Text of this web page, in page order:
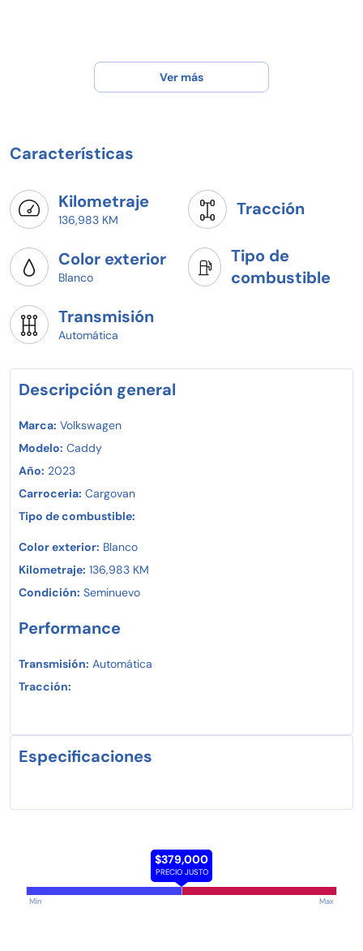
Ver más
Características
Kilometraje
136,983 KM
Tracción
Color exterior
Blanco
Tipo de
combustible
Transmisión
Automática
Descripción general
Marca: Volkswagen
Modelo: Caddy
Año: 2023
Carroceria: Cargovan
Tipo de combustible:
Color exterior: Blanco
Kilometraje: 136,983 KM
Condición: Seminuevo
Performance
Transmisión: Automática
Tracción:
Especificaciones
$379,000
PRECIO JUSTO
Min Max